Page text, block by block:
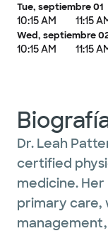
Tue, septiembre 01
10:15 AM 11:15
Wed, septiembre
10:15 AM 11:15
Dr. Leah
certified
medicine.
primary care,